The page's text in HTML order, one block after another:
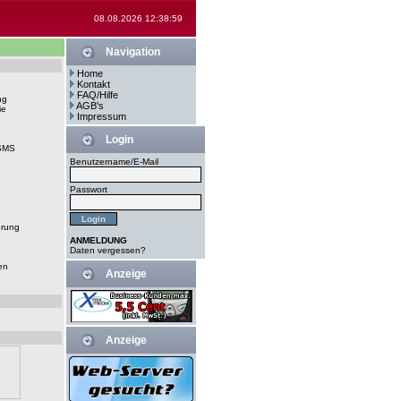
08.08.2026 12:38:59
Navigation
Home
Kontakt
FAQ/Hilfe
AGB's
Impressum
Login
Benutzername/E-Mail
Passwort
ANMELDUNG
Daten vergessen?
Anzeige
Anzeige